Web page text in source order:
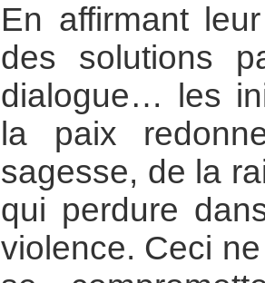
En affirmant
des solutions
dialogue… les
la paix
sagesse, de la
qui perdure
violence. Ceci